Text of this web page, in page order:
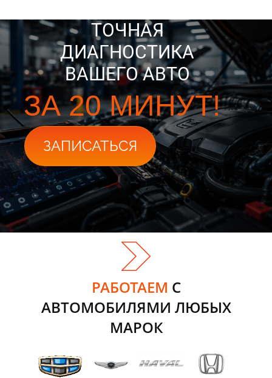
ТОЧНАЯ
ДИАГНОСТИКА
ВАШЕГО АВТО
ЗА 20 МИНУТ!
ЗАПИСАТЬСЯ
РАБОТАЕМ С
АВТОМОБИЛЯМИ ЛЮБЫХ
МАРОК